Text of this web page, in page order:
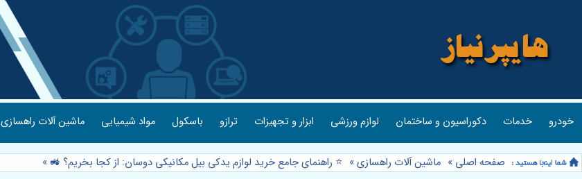
خودرو خدمات دکوراسیون و ساختمان لوازم ورزشی ابزار و تجهیزات ترازو باسکول مواد شیمیایی ماشین آلات راهسازی
صفحه اصلی » ماشین آلات راهسازی» ⭐️ راهنمای جامع خرید لوازم یدکی بیل مکانیکی دوسان: از کجا بخریم؟ 🚜 »